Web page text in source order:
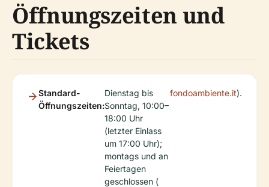
Öffnungszeiten und
Tickets
Standard-
Öffnungszeiten:
Dienstag bis
Sonntag, 10:00–
18:00 Uhr
(letzter Einlass
um 17:00 Uhr);
montags und an
Feiertagen
geschlossen (
fondoambiente.it).